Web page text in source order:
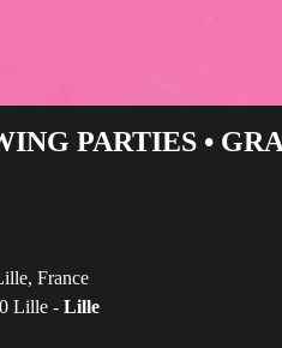
PARTIES •
France
Lille - Lille